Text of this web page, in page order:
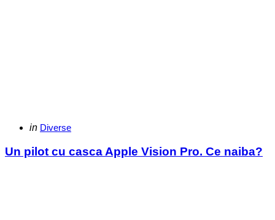
Categories
Posted
in Diverse
Un pilot cu casca Apple Vision Pro. Ce naiba?